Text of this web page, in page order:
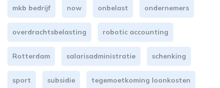
mkb bedrijf now onbelast ondernemers
overdrachtsbelasting robotic accounting
Rotterdam salarisadministratie schenking
sport subsidie tegemoetkoming loonkosten